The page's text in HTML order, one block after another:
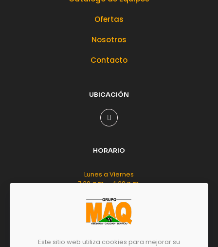
Ofertas
Nosotros
Contacto
UBICACIÓN
HORARIO
Lunes a Viernes
7:30 a.m. - 4:30 p.m.
Sábado
8:00 a.m. - 12:00 m.d.
Este sitio web utiliza cookies para mejorar su